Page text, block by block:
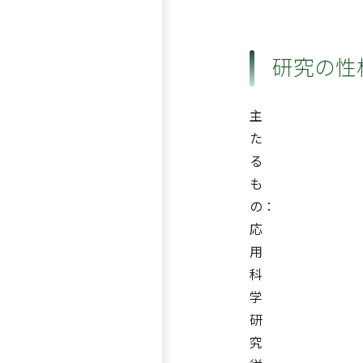
研究の性
主
た
る
も
の：
応
用
科
学
研
究